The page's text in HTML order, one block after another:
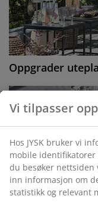
Oppgrader
Vi tilpasser
Hos JYSK bruker vi
mobile identifikatorer
du besøker nettsiden
inn informasjon om
statistikk og relevant